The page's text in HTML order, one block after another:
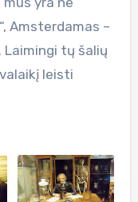
Amsterdamas –
Laimingi tų šalių
leisti